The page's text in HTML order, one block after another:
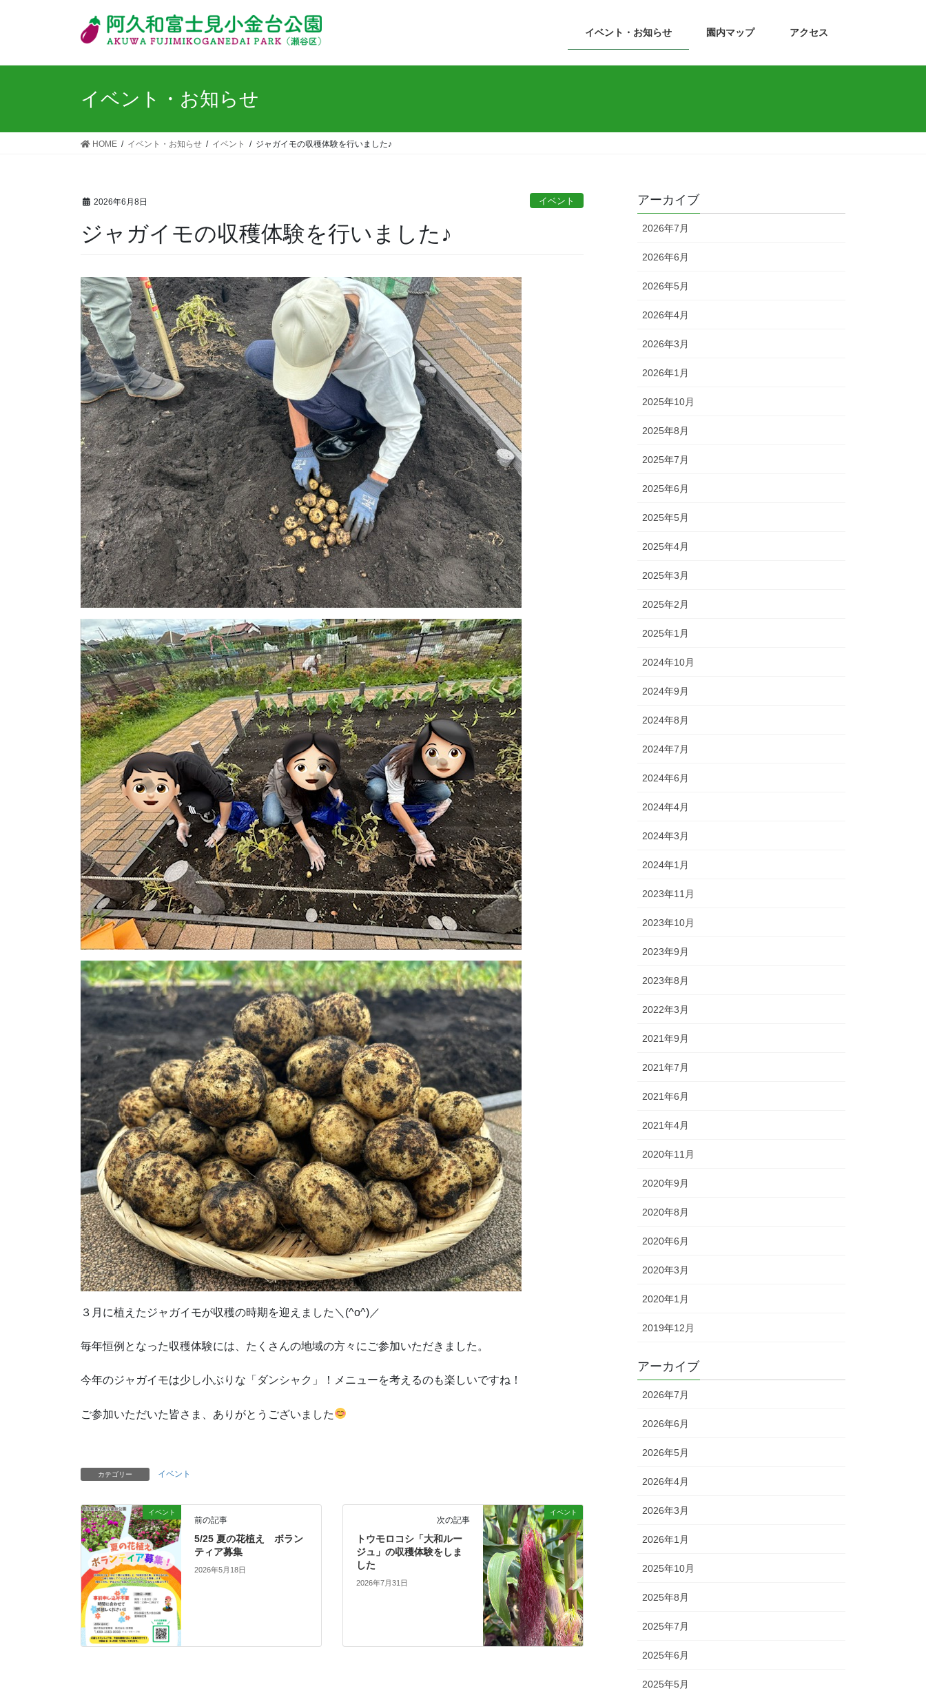
イベント・お知らせ 園内マップ アクセス
イベント・お知らせ
HOME イベント・お知らせ イベント ジャガイモの収穫体験を行いました♪
2026年6月8日 イベント
ジャガイモの収穫体験を行いました♪
３月に植えたジャガイモが収穫の時期を迎えました＼(^o^)／
毎年恒例となった収穫体験には、たくさんの地域の方々にご参加いただきました。
今年のジャガイモは少し小ぶりな「ダンシャク」！メニューを考えるのも楽しいですね！
ご参加いただいた皆さま、ありがとうございました
カテゴリー イベント
イベント
前の記事
5/25 夏の花植え ボラン
ティア募集
2026年5月18日
イベント
次の記事
トウモロコシ「大和ルー
ジュ」の収穫体験をしま
した
2026年7月31日
アーカイブ
2026年7月
2026年6月
2026年5月
2026年4月
2026年3月
2026年1月
2025年10月
2025年8月
2025年7月
2025年6月
2025年5月
2025年4月
2025年3月
2025年2月
2025年1月
2024年10月
2024年9月
2024年8月
2024年7月
2024年6月
2024年4月
2024年3月
2024年1月
2023年11月
2023年10月
2023年9月
2023年8月
2022年3月
2021年9月
2021年7月
2021年6月
2021年4月
2020年11月
2020年9月
2020年8月
2020年6月
2020年3月
2020年1月
2019年12月
アーカイブ
2026年7月
2026年6月
2026年5月
2026年4月
2026年3月
2026年1月
2025年10月
2025年8月
2025年7月
2025年6月
2025年5月